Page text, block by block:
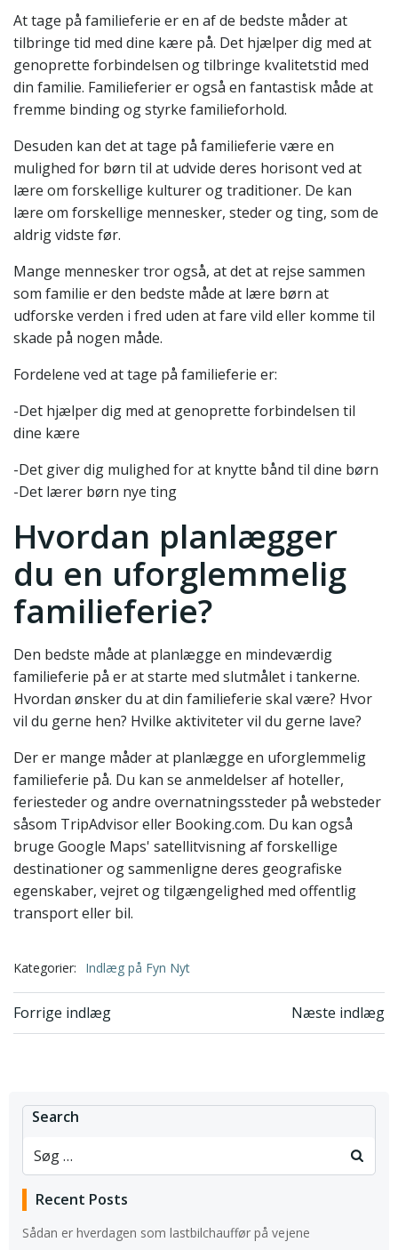
At tage på familieferie er en af de bedste måder at
tilbringe tid med dine kære på. Det hjælper dig med at
genoprette forbindelsen og tilbringe kvalitetstid med
din familie. Familieferier er også en fantastisk måde at
fremme binding og styrke familieforhold.
Desuden kan det at tage på familieferie være en
mulighed for børn til at udvide deres horisont ved at
lære om forskellige kulturer og traditioner. De kan
lære om forskellige mennesker, steder og ting, som de
aldrig vidste før.
Mange mennesker tror også, at det at rejse sammen
som familie er den bedste måde at lære børn at
udforske verden i fred uden at fare vild eller komme til
skade på nogen måde.
Fordelene ved at tage på familieferie er:
-Det hjælper dig med at genoprette forbindelsen til
dine kære
-Det giver dig mulighed for at knytte bånd til dine børn
-Det lærer børn nye ting
Hvordan planlægger
du en uforglemmelig
familieferie?
Den bedste måde at planlægge en mindeværdig
familieferie på er at starte med slutmålet i tankerne.
Hvordan ønsker du at din familieferie skal være? Hvor
vil du gerne hen? Hvilke aktiviteter vil du gerne lave?
Der er mange måder at planlægge en uforglemmelig
familieferie på. Du kan se anmeldelser af hoteller,
feriesteder og andre overnatningssteder på websteder
såsom TripAdvisor eller Booking.com. Du kan også
bruge Google Maps' satellitvisning af forskellige
destinationer og sammenligne deres geografiske
egenskaber, vejret og tilgængelighed med offentlig
transport eller bil.
Kategorier: Indlæg på Fyn Nyt
Indlægsnavigation
Forrige indlæg Næste indlæg
Search
Recent Posts
Sådan er hverdagen som lastbilchauffør på vejene